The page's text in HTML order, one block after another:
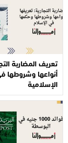
تعريف المضاربة
أنواعها وشروطها
الإسلامية